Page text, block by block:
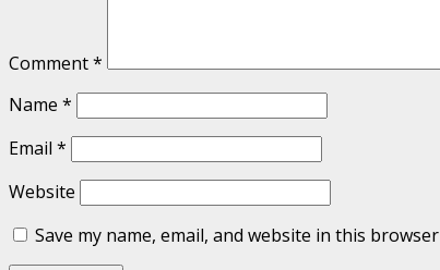
Comment*
Name *
Email *
Website
Save my name, email, and website in this